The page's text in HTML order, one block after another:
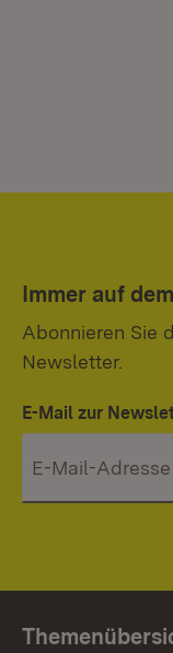
Immer auf
Abonnieren Sie
Newsletter.
E-Mail zur